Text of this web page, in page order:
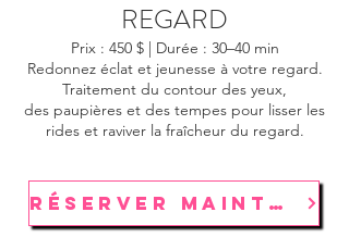
REGARD
Prix : 450 $ | Durée : 30–40 min
Redonnez éclat et jeunesse à votre regard.
Traitement du contour des yeux,
des paupières et des tempes pour lisser les
rides et raviver la fraîcheur du regard.
RÉSERVER MAINTENANT